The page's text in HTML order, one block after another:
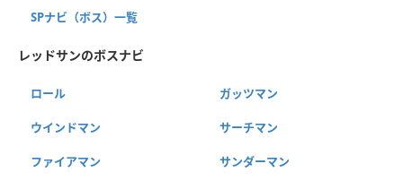
SPナビ（ボス）一覧
レッドサンのボスナビ
ロール ガッツマン
ウインドマン サーチマン
ファイアマン サンダーマン